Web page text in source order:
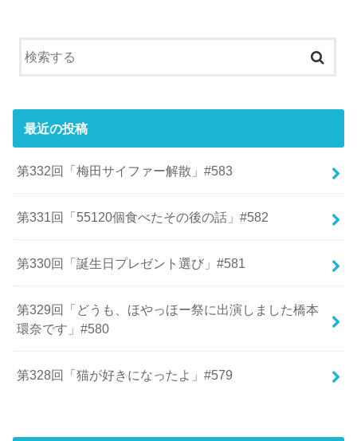
最近の投稿
第332回「梅田サイファー解散」#583
第331回「55120個食べたその後の話」#582
第330回「誕生日プレゼント選び」#581
第329回「どうも、ほやっほー祭に出演しました橋本
環奈です」#580
第328回「猫が好きになったよ」#579